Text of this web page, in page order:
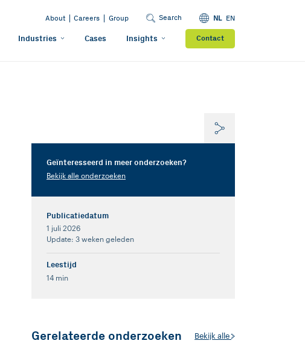
About Careers Group Search NL EN
Industries Cases Insights Contact
Geïnteresseerd in meer onderzoeken?
Bekijk alle onderzoeken
Publicatiedatum
1 juli 2026
Update: 3 weken geleden
Leestijd
14 min
Gerelateerde onderzoeken Bekijk alle